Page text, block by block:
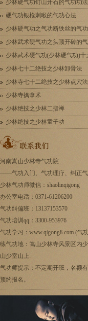
少林硬气功钉山开石的气功功法
硬气功银枪刺喉的气功心法
少林硬气功之气功断铁丝的气
少林武术硬气功之头顶开砖的
少林武术硬气功(少林硬气功)十
少林七十二绝技之少林卸骨法
少林寺七十二绝技之少林点穴法
少林寺擒拿术
少林绝技之少林二指禅
少林绝技之少林童子功
河南嵩山少林寺气功院
——气功入门 、气功理疗、纠正
少林气功师微信：shaolinqigong
办公室电话：0371-61206200
气功纠偏班：13137153570
气功培训qq：3300-953976
气功学习：www.qigong8.com (气
练气功地：嵩山少林寺风景区内
山少室山上.
气功师提示：不定期开班，名额
预约报名。